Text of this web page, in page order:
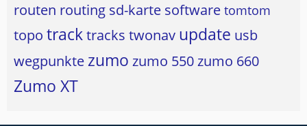
routen routing sd-karte software tomtom
topo tracktracks twonav update usb
wegpunkte zumo zumo 550zumo 660
Zumo XT